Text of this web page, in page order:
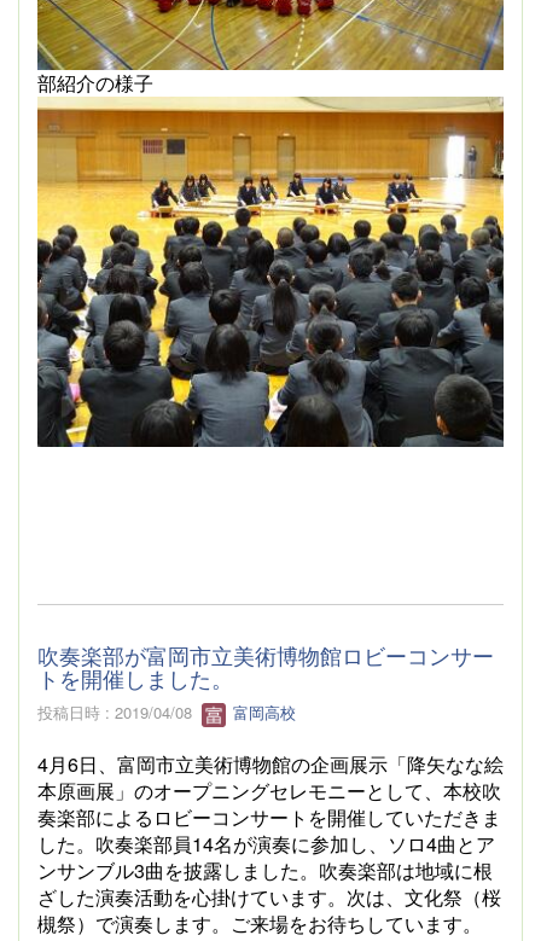
部紹介の様子
吹奏楽部が富岡市立美術博物館ロビーコンサー
トを開催しました。
投稿日時 : 2019/04/08 富岡高校
4月6日、富岡市立美術博物館の企画展示「降矢なな絵
本原画展」のオープニングセレモニーとして、本校吹
奏楽部によるロビーコンサートを開催していただきま
した。吹奏楽部員14名が演奏に参加し、ソロ4曲とア
ンサンブル3曲を披露しました。吹奏楽部は地域に根
ざした演奏活動を心掛けています。次は、文化祭（桜
槻祭）で演奏します。ご来場をお待ちしています。